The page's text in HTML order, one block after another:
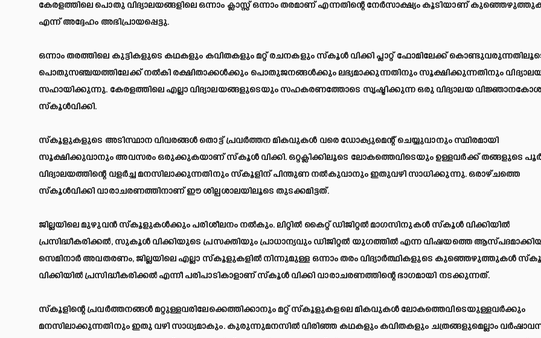
കേരളത്തിലെ പൊതു വിദ്യാലയങ്ങളിലെ ഒന്നാം ക്ലാസ്സ് ഒന്നാം തരമാണ് എന്നതിന്റെ നേര്‍സാക്ഷ്യം കൂടിയാണ്
എന്ന് അദ്ദേഹം അഭിപ്രായപ്പെട്ടു.
ഒന്നാം തരത്തിലെ കുട്ടികളുടെ കഥകളും കവിതകളും മറ്റ് രചനകളും സ്‌കൂള്‍ വിക്കി പ്ലാറ്റ് ഫോമിലേക്ക്
പൊതുസഞ്ചയത്തിലേക്ക് നല്‍കി രക്ഷിതാക്കള്‍ക്കും പൊതുജനങ്ങള്‍ക്കും ലഭ്യമാക്കുന്നതിനും സൂക്ഷിക്കുന്നതിനും
സഹായിക്കുന്നു. കേരളത്തിലെ എല്ലാ വിദ്യാലയങ്ങളുടെയും സഹകരണത്തോടെ സൃഷ്ടിക്കുന്ന ഒരു വിദ്യാലയ
സ്‌കൂള്‍വിക്കി.
സ്‌കൂളുകളുടെ അടിസ്ഥാന വിവരങ്ങള്‍ തൊട്ട് പ്രവര്‍ത്തന മികവുകള്‍ വരെ ഡോക്യുമെന്റ് ചെയ്യുവാനും സ്ഥിരമായി
സൂക്ഷിക്കുവാനും അവസരം ഒരുക്കുകയാണ് സ്‌കൂള്‍ വിക്കി. ഒറ്റക്ലിക്കിലൂടെ ലോകത്തെവിടെയും ഉള്ളവര്‍ക്ക് തങ്ങളുടെ
വിദ്യാലയത്തിന്റെ വളര്‍ച്ച മനസിലാക്കുന്നതിനും സ്‌കൂളിന് പിന്തുണ നല്‍കുവാനും ഇതുവഴി സാധിക്കുന്നു. ഒരാഴ്ചത്തെ
സ്‌കൂള്‍വിക്കി വാരാചരണത്തിനാണ് ഈ ശില്പശാലയിലൂടെ തുടക്കമിട്ടത്.
ജില്ലയിലെ മുഴുവന്‍ സ്‌കൂളുകള്‍ക്കും പരിശീലനം നല്‍കും. ലിറ്റില്‍ കൈറ്റ് ഡിജിറ്റല്‍ മാഗസിനുകള്‍ സ്‌കൂള്‍ വിക്കിയില്‍
പ്രസിദ്ധീകരിക്കല്‍, സുകൂള്‍ വിക്കിയുടെ പ്രസക്തിയും പ്രാധാന്യവും ഡിജിറ്റല്‍ യുഗത്തില്‍ എന്ന വിഷയത്തെ
സെമിനാര്‍ അവതരണം, ജില്ലയിലെ എല്ലാ സ്‌കൂളുകളില്‍ നിന്നുമുള്ള ഒന്നാം തരം വിദ്യാര്‍ത്ഥികളുടെ കുഞ്ഞെഴുത്തുകള്‍
വിക്കിയില്‍ പ്രസിദ്ധീകരിക്കല്‍ എന്നീ പരിപാടികാളാണ് സ്‌കൂള്‍ വിക്കി വാരാചരണത്തിന്റെ ഭാഗമായി നടക്കുന്നത്.
സ്‌കൂളിന്റെ പ്രവര്‍ത്തനങ്ങള്‍ മറ്റുള്ളവരിലേക്കെത്തിക്കാനും മറ്റ് സ്‌കൂളുകളലെ മികവുകള്‍ ലോകത്തെവിടെയുള്ളവര്‍ക്കും
മനസിലാക്കുന്നതിനും ഇതു വഴി സാധ്യമാകും. കുരുന്നുമനസില്‍ വിരിഞ്ഞ കഥകളും കവിതകളും ചത്രങ്ങളുമെല്ലാം